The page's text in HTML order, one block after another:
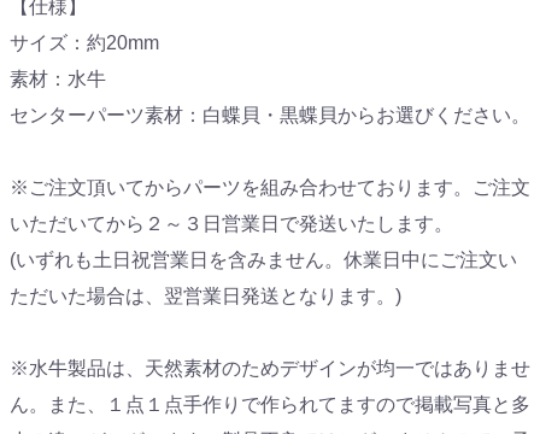
【仕様】
サイズ：約20mm
素材：水牛
センターパーツ素材：白蝶貝・黒蝶貝からお選びください。
※ご注文頂いてからパーツを組み合わせております。ご注文
いただいてから２～３日営業日で発送いたします。
(いずれも土日祝営業日を含みません。休業日中にご注文い
ただいた場合は、翌営業日発送となります。)
※水牛製品は、天然素材のためデザインが均一ではありませ
ん。また、１点１点手作りで作られてますので掲載写真と多